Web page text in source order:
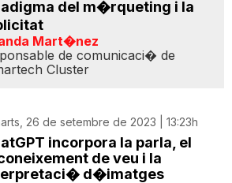
del m�rqueting i la
Mart�nez
de comunicaci� de
Cluster
26 de setembre de 2023 | 13:23h
incorpora la parla, el
de veu i la
d�imatges